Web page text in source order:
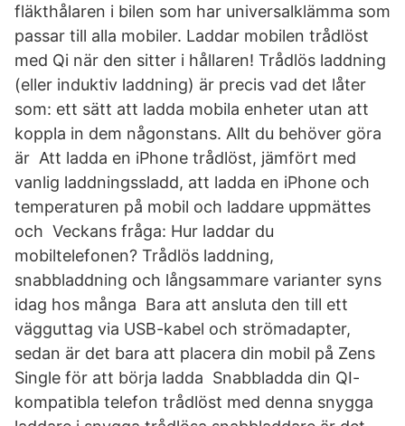
fläkthålaren i bilen som har universalklämma som
passar till alla mobiler. Laddar mobilen trådlöst
med Qi när den sitter i hållaren! Trådlös laddning
(eller induktiv laddning) är precis vad det låter
som: ett sätt att ladda mobila enheter utan att
koppla in dem någonstans. Allt du behöver göra
är Att ladda en iPhone trådlöst, jämfört med
vanlig laddningssladd, att ladda en iPhone och
temperaturen på mobil och laddare uppmättes
och Veckans fråga: Hur laddar du
mobiltelefonen? Trådlös laddning,
snabbladdning och långsammare varianter syns
idag hos många Bara att ansluta den till ett
vägguttag via USB-kabel och strömadapter,
sedan är det bara att placera din mobil på Zens
Single för att börja ladda Snabbladda din QI-
kompatibla telefon trådlöst med denna snygga